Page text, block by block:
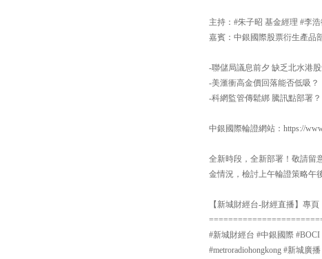
主持：#朱子昭 基金經理 #李
嘉賓：中銀國際股票衍生產品
-聯儲局議息前夕 缺乏北水港
-美滙衝高金價回落能否低吸？
-科網監管傳鬆綁 騰訊點部署？
中銀國際輪證網站：https://
全新時段，全新部署！敬請留
金情況，檢討上午輪證策略午
【新城財經台-財經直播】專
#新城財經台 #中銀國際 #BOCI
#metroradiohongkong #新城廣